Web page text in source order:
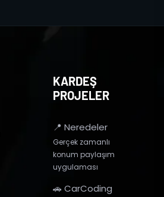
KARDEŞ
PROJELER
📍 Neredeler
Gerçek zamanlı
konum paylaşım
uygulaması
🚗 CarCoding